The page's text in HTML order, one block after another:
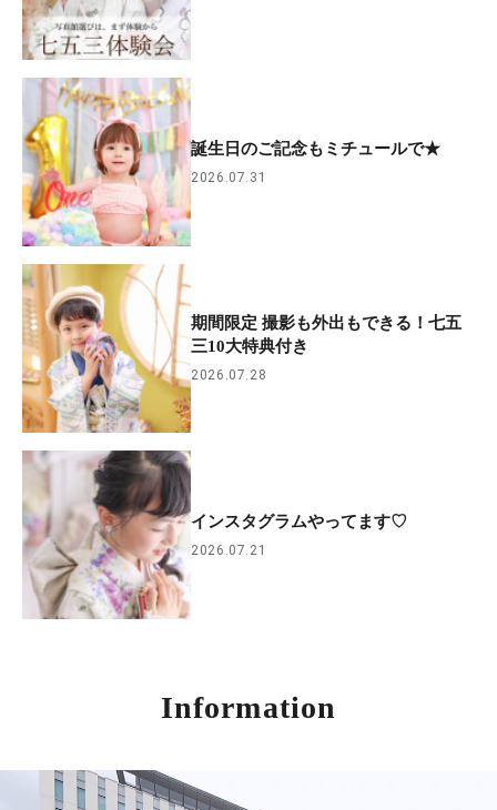
誕生日のご記念もミチュールで★
2026.07.31
期間限定 撮影も外出もできる！七五
三10大特典付き
2026.07.28
インスタグラムやってます♡
2026.07.21
Information